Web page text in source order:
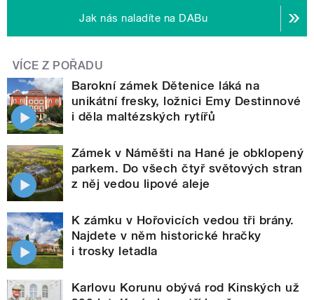
Jak nás naladíte na DABu
VÍCE Z POŘADU
Barokní zámek Dětenice láká na
unikátní fresky, ložnici Emy Destinnové
i děla maltézských rytířů
Zámek v Náměšti na Hané je obklopený
parkem. Do všech čtyř světových stran
z něj vedou lipové aleje
K zámku v Hořovicích vedou tři brány.
Najdete v něm historické hračky
i trosky letadla
Karlovu Korunu obývá rod Kinských už